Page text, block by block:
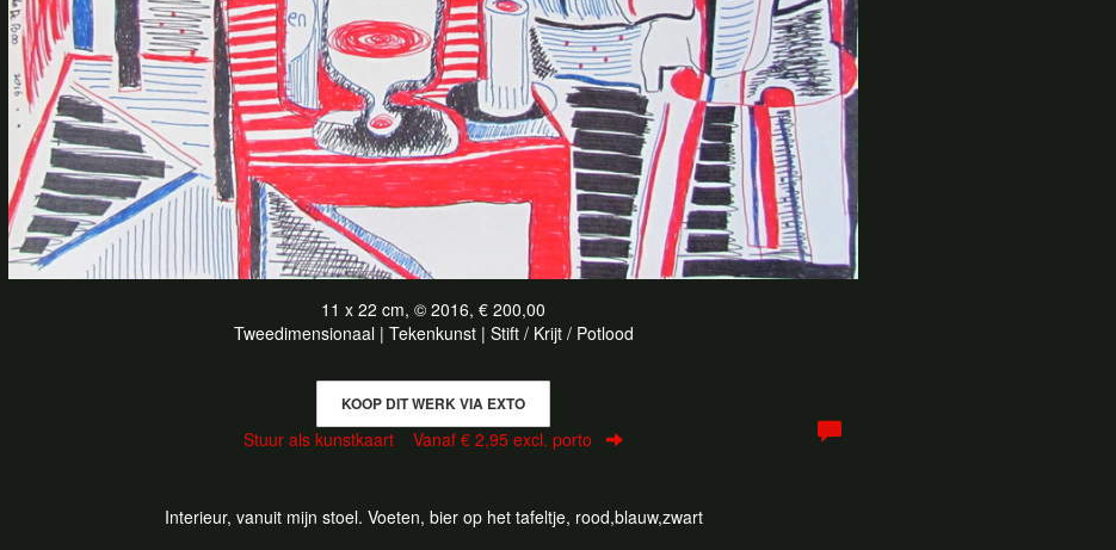
11 x 22 cm, © 2016, € 200,00
Tweedimensionaal | Tekenkunst | Stift / Krijt / Potlood
KOOP DIT WERK VIA EXTO
Stuur als kunstkaart Vanaf € 2,95 excl. porto
Interieur, vanuit mijn stoel. Voeten, bier op het tafeltje, rood,blauw,zwart